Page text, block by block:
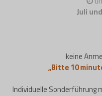
Juli
keine
„Bitte 10
Individuelle Sonderführung